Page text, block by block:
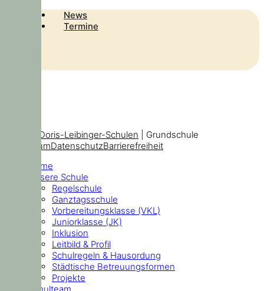
News
Termine
Doris-Leibinger-Schulen | Grundschule
ImpressumDatenschutzBarrierefreiheit
Home
Unsere Schule
Regelschule
Ganztagsschule
Vorbereitungsklasse (VKL)
Juniorklasse (JK)
Inklusion
Leitbild & Profil
Schulregeln & Hausordung
Städtische Betreuungsformen
Projekte